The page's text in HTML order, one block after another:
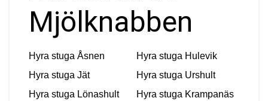
Mjölknabben
Hyra stuga Åsnen Hyra stuga Hulevik
Hyra stuga Jät Hyra stuga Urshult
Hyra stuga Lönashult Hyra stuga Krampanäs